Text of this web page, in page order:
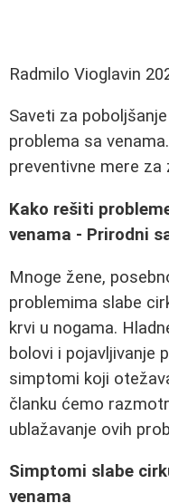
Radmilo Vioglavin
Saveti za
problema sa
preventivne mere za
Kako rešiti
venama - Prirodni
Mnoge žene,
problemima slabe
krvi u nogama.
bolovi i pojavljivanje
simptomi koji
članku ćemo
ublažavanje ovih
Simptomi slabe
venama